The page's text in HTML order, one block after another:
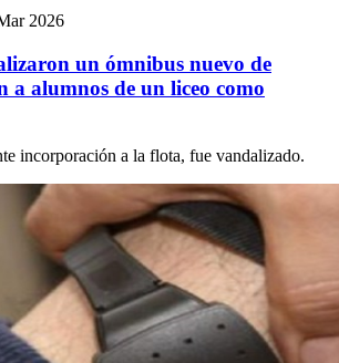
2026
un ómnibus nuevo de
a alumnos de un liceo como
incorporación a la flota, fue vandalizado.